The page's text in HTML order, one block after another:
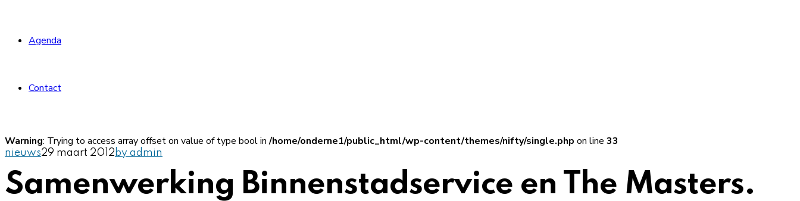
Agenda
Contact
Warning: Trying to access array offset on value of type bool in/home/onderne1/public_html/wp-content/themes/nifty/single.php on line 33
nieuws29 maart 2012 by admin
Samenwerking Binnenstadservice en The Masters.